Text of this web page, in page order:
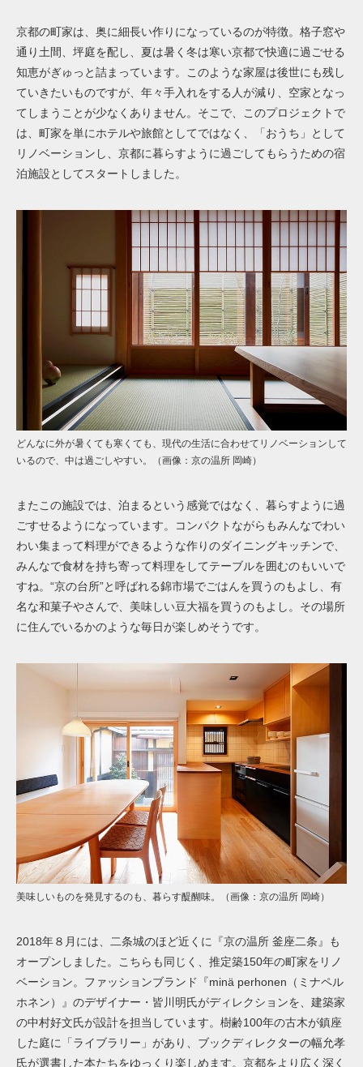
京都の町家は、奥に細長い作りになっているのが特徴。格子窓や
通り土間、坪庭を配し、夏は暑く冬は寒い京都で快適に過ごせる
知恵がぎゅっと詰まっています。このような家屋は後世にも残し
ていきたいものですが、年々手入れをする人が減り、空家となっ
てしまうことが少なくありません。そこで、このプロジェクトで
は、町家を単にホテルや旅館としてではなく、「おうち」として
リノベーションし、京都に暮らすように過ごしてもらうための宿
泊施設としてスタートしました。
どんなに外が暑くても寒くても、現代の生活に合わせてリノベーションして
いるので、中は過ごしやすい。（画像：京の温所 岡崎）
またこの施設では、泊まるという感覚ではなく、暮らすように過
ごすせるようになっています。コンパクトながらもみんなでわい
わい集まって料理ができるような作りのダイニングキッチンで、
みんなで食材を持ち寄って料理をしてテーブルを囲むのもいいで
すね。“京の台所”と呼ばれる錦市場でごはんを買うのもよし、有
名な和菓子やさんで、美味しい豆大福を買うのもよし。その場所
に住んでいるかのような毎日が楽しめそうです。
美味しいものを発見するのも、暮らす醍醐味。（画像：京の温所 岡崎）
2018年８月には、二条城のほど近くに『京の温所 釜座二条』も
オープンしました。こちらも同じく、推定築150年の町家をリノ
ベーション。ファッションブランド『minä perhonen（ミナペル
ホネン）』のデザイナー・皆川明氏がディレクションを、建築家
の中村好文氏が設計を担当しています。樹齢100年の古木が鎮座
した庭に「ライブラリー」があり、ブックディレクターの幅允孝
氏が選書した本たちをゆっくり楽しめます。京都をより広く深く